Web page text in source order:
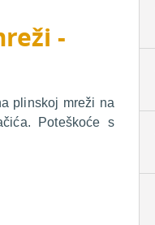
-
plinskoj mreži na
Poteškoće s